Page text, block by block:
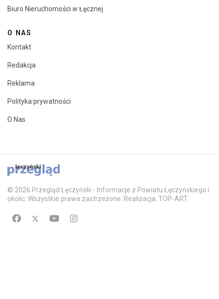
Biuro Nieruchomości w Łęcznej
O NAS
Kontakt
Redakcja
Reklama
Polityka prywatności
O Nas
© 2026 Przegląd Łęczyński - Informacje z Powiatu Łęczyńskiego i
okolic. Wszystkie prawa zastrzeżone. Realizacja: TOP-ART